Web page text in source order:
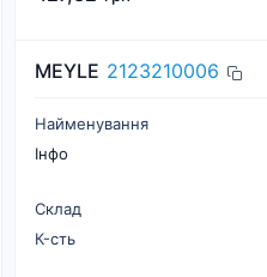
MEYLE 2123210006
Найменування
Інфо
Склад
К-cть